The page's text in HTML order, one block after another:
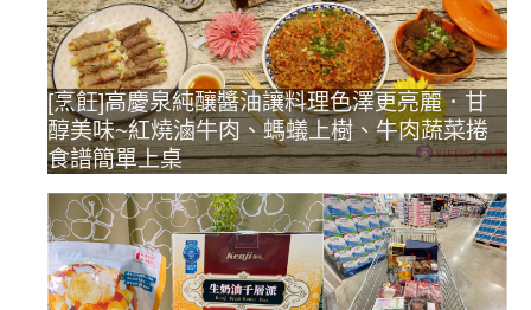
[烹飪]高慶泉純釀醬油讓料理色澤更亮麗．甘
醇美味~紅燒滷牛肉、螞蟻上樹、牛肉蔬菜捲
食譜簡單上桌